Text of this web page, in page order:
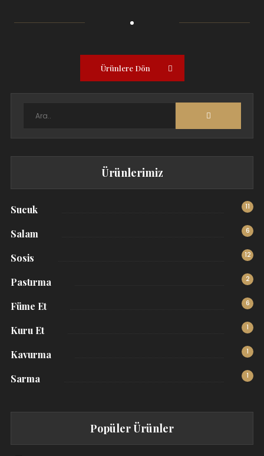
Ürünlere Dön
Ürünlerimiz
Sucuk 11
Salam 6
Sosis 12
Pastırma 2
Füme Et 6
Kuru Et 1
Kavurma 1
Sarma 1
Popüler Ürünler